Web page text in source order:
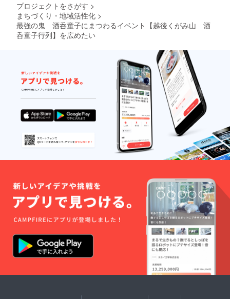
プロジェクトをさがす >
まちづくり・地域活性化 >
最強の鬼 酒呑童子にまつわるイベント【越後くがみ山 酒
呑童子行列】を広めたい